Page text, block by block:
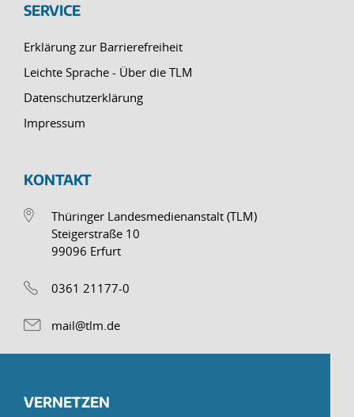
SERVICE
Erklärung zur Barrierefreiheit
Leichte Sprache - Über die TLM
Datenschutzerklärung
Impressum
KONTAKT
Thüringer Landesmedienanstalt (TLM)
Steigerstraße 10
99096 Erfurt
0361 21177-0
mail@tlm.de
VERNETZEN